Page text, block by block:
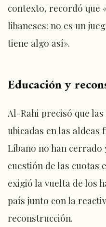
contexto, recordó que
libaneses: no es un
tiene algo así».
Educación y
Al-Rahi precisó que las
ubicadas en las aldeas
Líbano no han cerrado
cuestión de las cuotas
exigió la vuelta de los
país junto con la
reconstrucción.